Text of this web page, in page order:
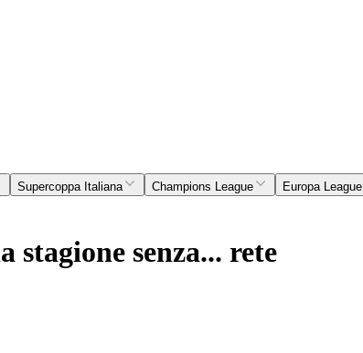
Supercoppa Italiana Champions League Europa League
stagione senza... rete